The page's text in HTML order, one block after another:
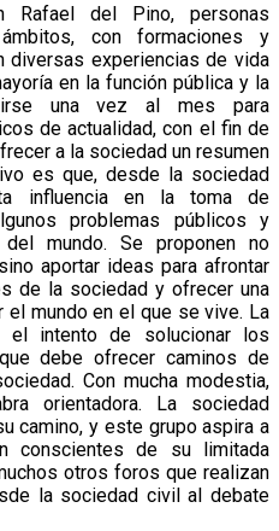
Rafael del Pino, personas
con formaciones y
experiencias de vida
en la función pública y la
una vez al mes para
de actualidad, con el fin de
a la sociedad un resumen
es que, desde la sociedad
influencia en la toma de
problemas públicos y
mundo. Se proponen no
aportar ideas para afrontar
de la sociedad y ofrecer una
el mundo en el que se vive. La
intento de solucionar los
debe ofrecer caminos de
Con mucha modestia,
orientadora. La sociedad
camino, y este grupo aspira a
conscientes de su limitada
otros foros que realizan
la sociedad civil al debate